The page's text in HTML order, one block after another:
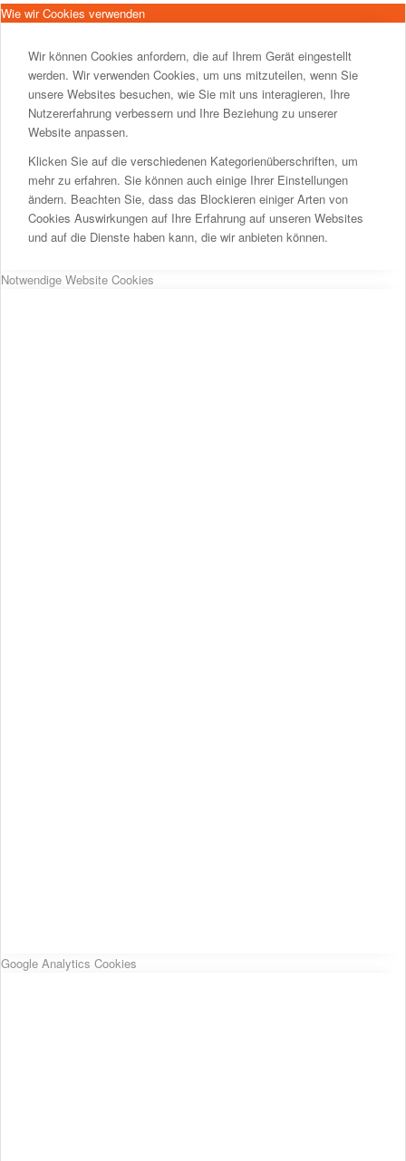
Wie wir Cookies verwenden
Wir können Cookies anfordern, die auf Ihrem Gerät eingestellt
werden. Wir verwenden Cookies, um uns mitzuteilen, wenn Sie
unsere Websites besuchen, wie Sie mit uns interagieren, Ihre
Nutzererfahrung verbessern und Ihre Beziehung zu unserer
Website anpassen.
Klicken Sie auf die verschiedenen Kategorienüberschriften, um
mehr zu erfahren. Sie können auch einige Ihrer Einstellungen
ändern. Beachten Sie, dass das Blockieren einiger Arten von
Cookies Auswirkungen auf Ihre Erfahrung auf unseren Websites
und auf die Dienste haben kann, die wir anbieten können.
Notwendige Website Cookies
Google Analytics Cookies